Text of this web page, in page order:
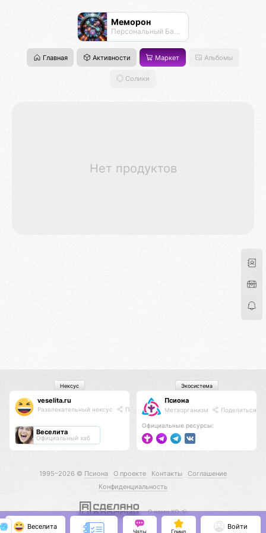
Меморон
Персональный Банк Памяти
Главная Активности Маркет Альбомы
Солики
Нет продуктов
veselita.ru
Развлекательный нексус Поделиться
Веселита
Официальный хаб
Нексус
Псиона
Метаорганизм Поделиться
Официальные ресурсы:
Экосистема
1995–2026 © Псиона О проекте Контакты
Соглашение
Конфиденциальность
С нами КО 🕉️
Веселита
Чаты Гринд
Войти